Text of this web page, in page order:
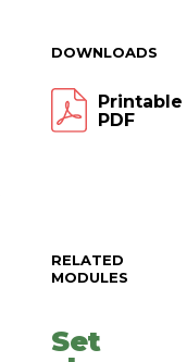
DOWNLOADS
Printable
PDF
RELATED
MODULES
Set